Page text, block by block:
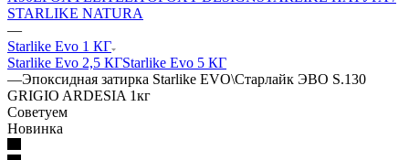
STARLIKE NATURA
—
Starlike Evo 1 КГ
Starlike Evo 2,5 КГStarlike Evo 5 КГ
—Эпоксидная затирка Starlike EVO\Старлайк ЭВО S.130
GRIGIO ARDESIA 1кг
Советуем
Новинка